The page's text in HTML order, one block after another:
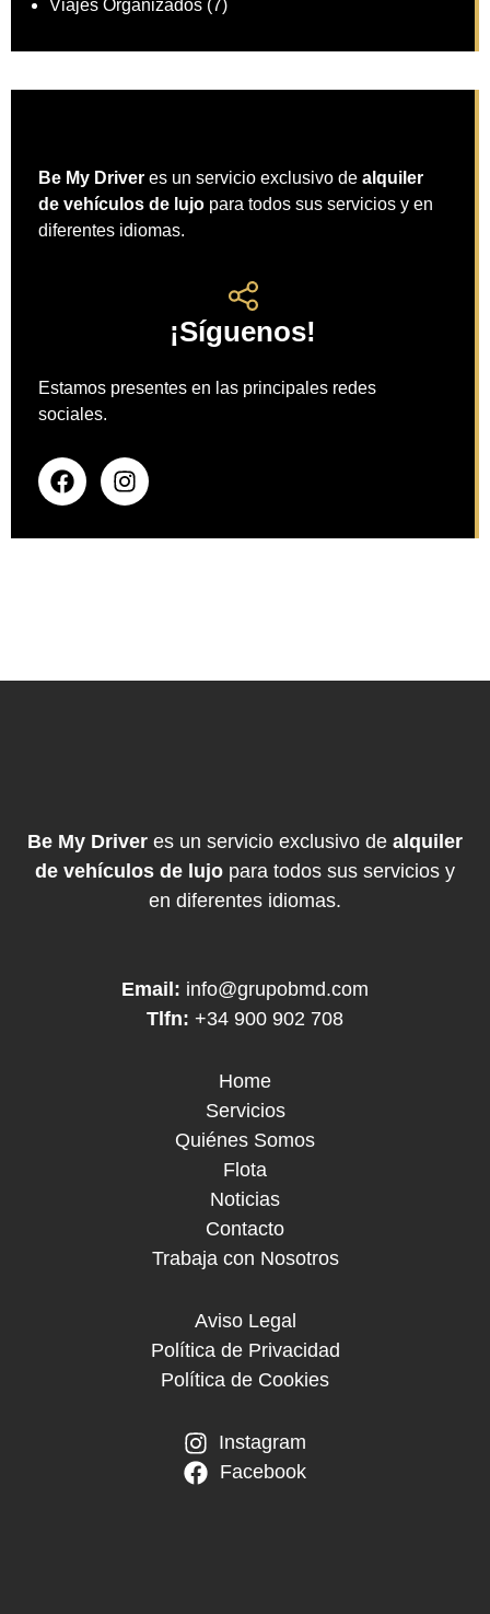
Viajes Organizados (7)
Be My Driver es un servicio exclusivo de alquiler
de vehículos de lujo para todos sus servicios y en
diferentes idiomas.
¡Síguenos!
Estamos presentes en las principales redes
sociales.
Be My Driver es un servicio exclusivo de alquiler
de vehículos de lujo para todos sus servicios y
en diferentes idiomas.
Email: info@grupobmd.com
Tlfn: +34 900 902 708
Home
Servicios
Quiénes Somos
Flota
Noticias
Contacto
Trabaja con Nosotros
Aviso Legal
Política de Privacidad
Política de Cookies
Instagram
Facebook